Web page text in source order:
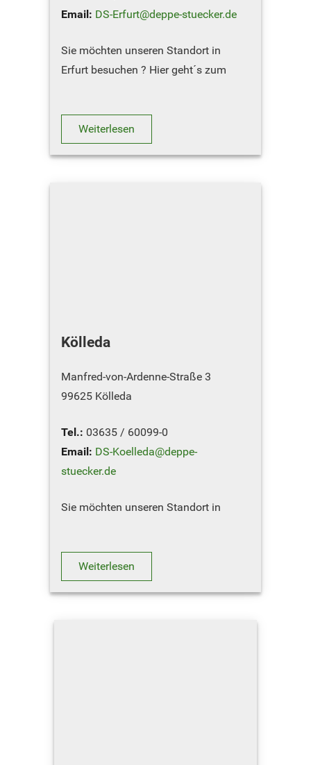
Email: DS-Erfurt@deppe-stuecker.de
Sie möchten unseren Standort in
Erfurt besuchen ? Hier geht´s zum
ÖFFNUNGSZEITEN
September – Februar
Weiterlesen
Kölleda
Manfred-von-Ardenne-Straße 3
99625 Kölleda
Tel.: 03635 / 60099-0
Email: DS-Koelleda@deppe-
stuecker.de
Sie möchten unseren Standort in
ÖFFNUNGSZEITEN
Weiterlesen